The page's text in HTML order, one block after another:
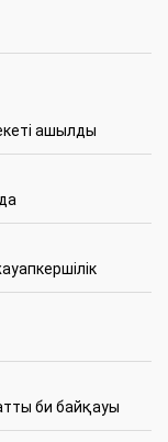
ашылды
би байқауы